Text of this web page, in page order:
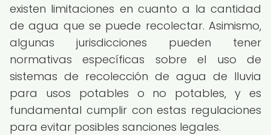
existen limitaciones en cuanto a la cantidad
de agua que se puede recolectar. Asimismo,
algunas jurisdicciones pueden tener
normativas específicas sobre el uso de
sistemas de recolección de agua de lluvia
para usos potables o no potables, y es
fundamental cumplir con estas regulaciones
para evitar posibles sanciones legales.